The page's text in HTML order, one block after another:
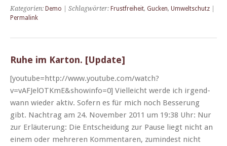
Kategorien: Demo | Schlagwörter: Frustfreiheit, Gucken, Umweltschutz
Permalink
Ruhe im Karton. [Update]
[youtube=http://www.youtube.com/watch?
v=vAFJelOTKmE&showinfo=0] Vielle­icht werde ich irgend­
wann wieder aktiv. Sofern es für mich noch Besserung
gibt. Nach­trag am 24. Novem­ber 2011 um 19:38 Uhr: Nur
zur Erläuterung: Die Entschei­dung zur Pause liegt nicht an
einem oder mehreren Kom­mentaren, zumin­d­est nicht